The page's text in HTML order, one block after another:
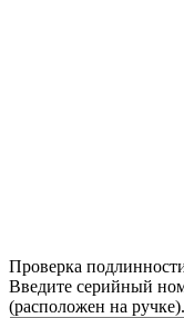
Проверка
Введите серийный
(расположен на ручке).